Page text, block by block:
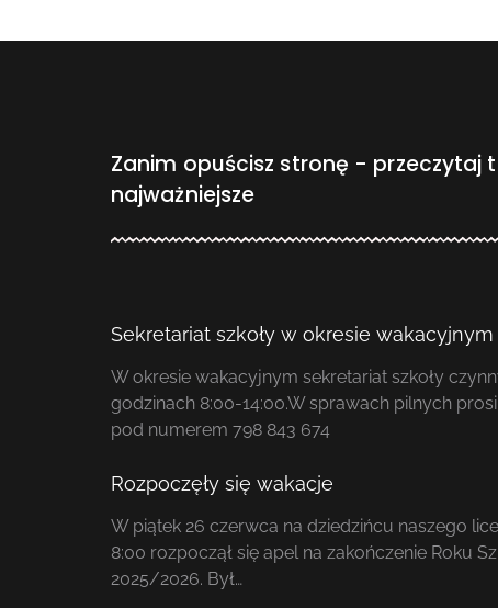
Zanim opuścisz stronę - przeczytaj
najważniejsze
Sekretariat szkoły w okresie wakacyjnym
W okresie wakacyjnym sekretariat szkoły
godzinach 8:00-14:00.W sprawach pilnych
pod numerem 798 843 674
Rozpoczęły się wakacje
W piątek 26 czerwca na dziedzińcu naszego
8:00 rozpoczął się apel na zakończenie Roku
2025/2026. Był…